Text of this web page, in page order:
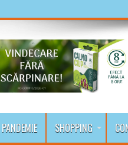
PANDEMIE SHOPPING